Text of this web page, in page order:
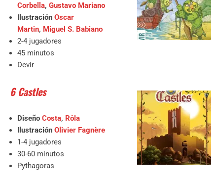
Corbella, Gustavo Mariano
Ilustración Oscar
Martin, Miguel S. Babiano
2-4 jugadores
45 minutos
Devir
6 Castles
Diseño Costa, Rôla
Ilustración Olivier Fagnère
1-4 jugadores
30-60 minutos
Pythagoras